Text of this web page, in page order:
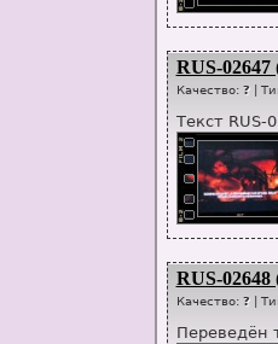
RUS-
Качество: ? |
Текст RUS-
RUS-02648
Качество: ? |
Переведён